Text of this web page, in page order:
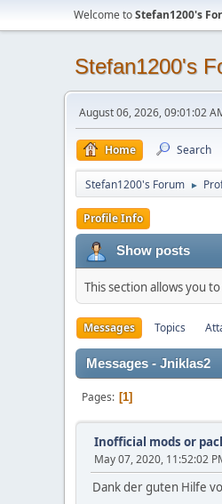
Welcome toStefan1200's
Stefan1200's
August 06, 2026, 09:01:02
Home Search
Stefan1200's Forum ►
Profile Info
Show posts
This section allows you
Messages Topics
Messages - Jniklas2
Pages 1
Inofficial mods or
May 07, 2020, 11:52:02
Dank der guten Hilfe